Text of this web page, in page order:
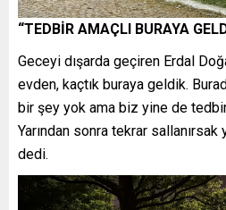
“TEDBİR AMAÇLI BURAYA
Geceyi dışarda geçiren Erdal
evden, kaçtık buraya geldik.
bir şey yok ama biz yine de
Yarından sonra tekrar
dedi.